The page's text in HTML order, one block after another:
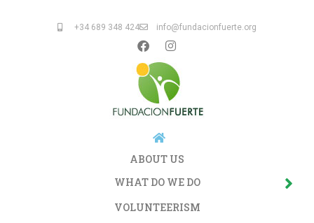
+34 689 348 424 info@fundacionfuerte.org
ABOUT US
WHAT DO WE DO
VOLUNTEERISM